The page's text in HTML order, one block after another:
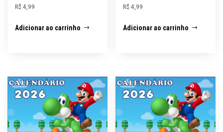
R$ 4,99
Adicionar ao carrinho
R$ 4,99
Adicionar ao carrinho